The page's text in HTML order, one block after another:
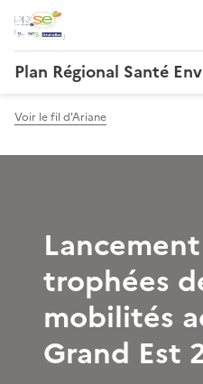
Plan Régional Santé
Voir le fil d'Ariane
trophées
mobilités
Grand Est